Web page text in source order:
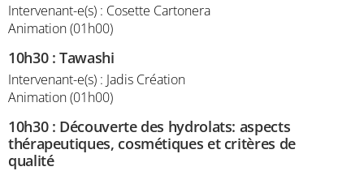
Intervenant-e(s) : Cosette Cartonera
Animation (01h00)
10h30:Tawashi
Intervenant-e(s) : Jadis Création
Animation (01h00)
10h30: Découverte des hydrolats: aspects
thérapeutiques, cosmétiques et critères de
qualité